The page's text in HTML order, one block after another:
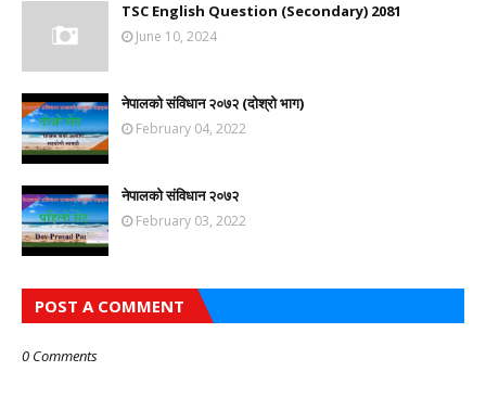
TSC English Question (Secondary) 2081
June 10, 2024
नेपालको संविधान २०७२ (दोश्रो भाग)
February 04, 2022
नेपालको संविधान २०७२
February 03, 2022
POST A COMMENT
0 Comments